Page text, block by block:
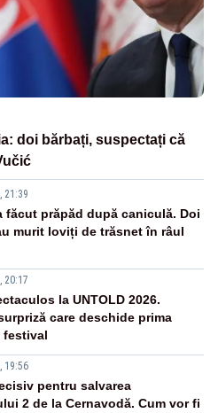
doi bărbați, suspectați că
21:39
făcut prăpăd după caniculă. Doi
murit loviți de trăsnet în râul
20:17
la UNTOLD 2026.
care deschide prima
festival
19:56
pentru salvarea
2 de la Cernavodă. Cum vor fi